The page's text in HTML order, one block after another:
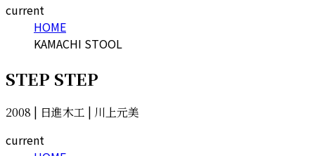
current
HOME
KAMACHI STOOL
STEP STEP
2008 | 日進木工 | 川上元美
current